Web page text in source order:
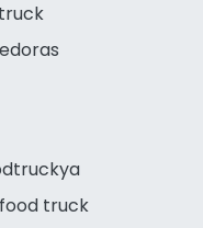
truck